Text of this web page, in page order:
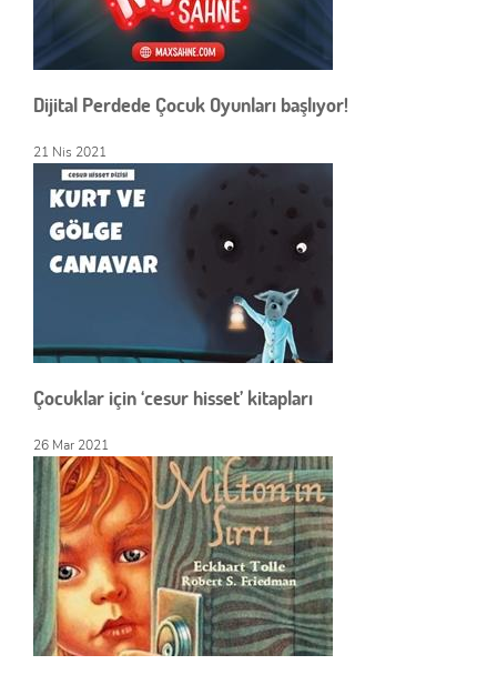
Dijital Perdede Çocuk Oyunları başlıyor!
21 Nis 2021
Çocuklar için ‘cesur hisset’ kitapları
26 Mar 2021